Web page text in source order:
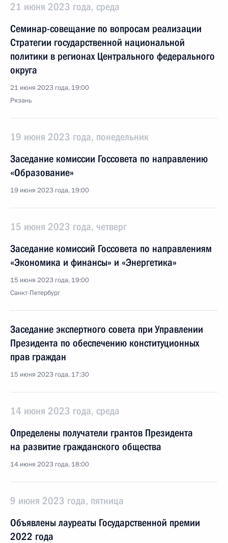
21 июня 2023 года, среда
Семинар-совещание по вопросам реализации
Стратегии государственной национальной
политики в регионах Центрального федерального
округа
21 июня 2023 года, 19:00
Рязань
19 июня 2023 года, понедельник
Заседание комиссии Госсовета по направлению
«Образование»
19 июня 2023 года, 19:00
15 июня 2023 года, четверг
Заседание комиссий Госсовета по направлениям
«Экономика и финансы» и «Энергетика»
15 июня 2023 года, 19:00
Санкт-Петербург
Заседание экспертного совета при Управлении
Президента по обеспечению конституционных
прав граждан
15 июня 2023 года, 17:30
14 июня 2023 года, среда
Определены получатели грантов Президента
на развитие гражданского общества
14 июня 2023 года, 18:00
9 июня 2023 года, пятница
Объявлены лауреаты Государственной премии
2022 года